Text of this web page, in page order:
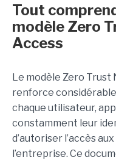
Tout
modèle Zero
Access
Le modèle Zero Trust
renforce
chaque utilisateur,
constamment leur
d’autoriser l’accès
l’entreprise. Ce